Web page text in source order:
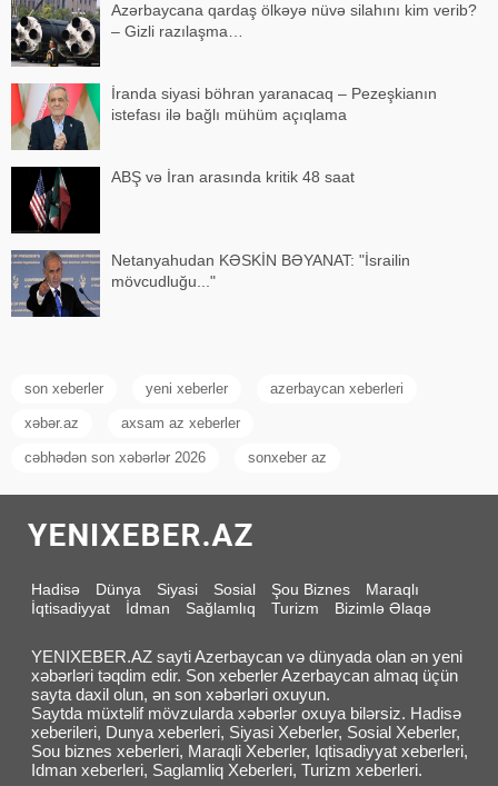
Azərbaycana qardaş ölkəyə nüvə silahını kim verib?
– Gizli razılaşma…
İranda siyasi böhran yaranacaq – Pezeşkianın
istefası ilə bağlı mühüm açıqlama
ABŞ və İran arasında kritik 48 saat
Netanyahudan KƏSKİN BƏYANAT: "İsrailin
mövcudluğu..."
son xeberler yeni xeberler azerbaycan xeberleri
xəbər.az axsam az xeberler
cəbhədən son xəbərlər 2026 sonxeber az
Hadisə Dünya Siyasi Sosial Şou Biznes
Maraqlı
İqtisadiyyat
İdman Sağlamlıq Turizm Bizimlə Əlaqə
YENIXEBER.AZ sayti Azerbaycan və dünyada olan ən yeni
xəbərləri təqdim edir. Son xeberler Azerbaycan almaq üçün
sayta daxil olun, ən son xəbərləri oxuyun.
Saytda müxtəlif mövzularda xəbərlər oxuya bilərsiz. Hadisə
xeberileri, Dunya xeberleri, Siyasi Xeberler, Sosial Xeberler,
Sou biznes xeberleri, Maraqli Xeberler, Iqtisadiyyat xeberleri,
Idman xeberleri, Saglamliq Xeberleri, Turizm xeberleri.